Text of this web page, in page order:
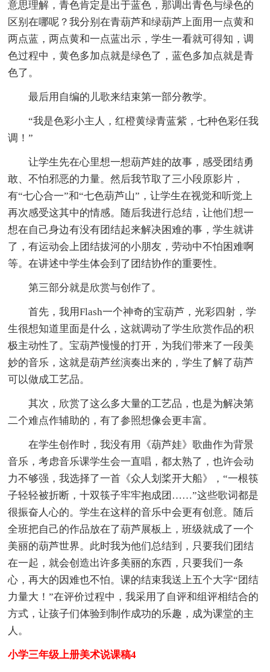
意思理解，青色肯定是出于蓝色，那调出青色与绿色的
区别在哪呢？我分别在青葫芦和绿葫芦上面用一点黄和
两点蓝，两点黄和一点蓝出示，学生一看就可得知，调
色过程中，黄色多加点就是绿色了，蓝色多加点就是青
色了。
最后用自编的儿歌来结束第一部分教学。
“我是色彩小主人，红橙黄绿青蓝紫，七种色彩任我
调！”
让学生先在心里想一想葫芦娃的故事，感受团结勇
敢、不怕邪恶的力量。然后我节取了三小段原影片，
有“七心合一”和“七色葫芦山”，让学生在视觉和听觉上
再次感受这其中的情感。随后我进行总结，让他们想一
想在自己身边有没有团结起来解决困难的事，学生就讲
了，有运动会上团结拔河的小朋友，劳动中不怕困难啊
等。在讲述中学生体会到了团结协作的重要性。
第三部分就是欣赏与创作了。
首先，我用Flash一个神奇的宝葫芦，光彩四射，学
生很想知道里面是什么，这就调动了学生欣赏作品的积
极主动性了。宝葫芦慢慢的打开，为我们带来了一段美
妙的音乐，这就是葫芦丝演奏出来的，学生了解了葫芦
可以做成工艺品。
其次，欣赏了这么多大量的工艺品，也是为解决第
二个难点作辅助的，有了参照想像会更丰富。
在学生创作时，我没有用《葫芦娃》歌曲作为背景
音乐，考虑音乐课学生会一直唱，都太熟了，也许会动
力不够强，我选择了一首《众人划桨开大船》，“一根筷
子轻轻被折断，十双筷子牢牢抱成团……”这些歌词都是
很振奋人心的。学生在这样的音乐中会更有创意。随后
全班把自己的作品放在了葫芦展板上，班级就成了一个
美丽的葫芦世界。此时我为他们总结到，只要我们团结
在一起，就会创造出许多美丽的东西，只要我们一条
心，再大的因难也不怕。课的结束我送上五个大字“团结
力量大！”在评价过程中，我采用了自评和组评相结合的
方式，让孩子们体验到制作成功的乐趣，成为课堂的主
人。
小学三年级上册美术说课稿4